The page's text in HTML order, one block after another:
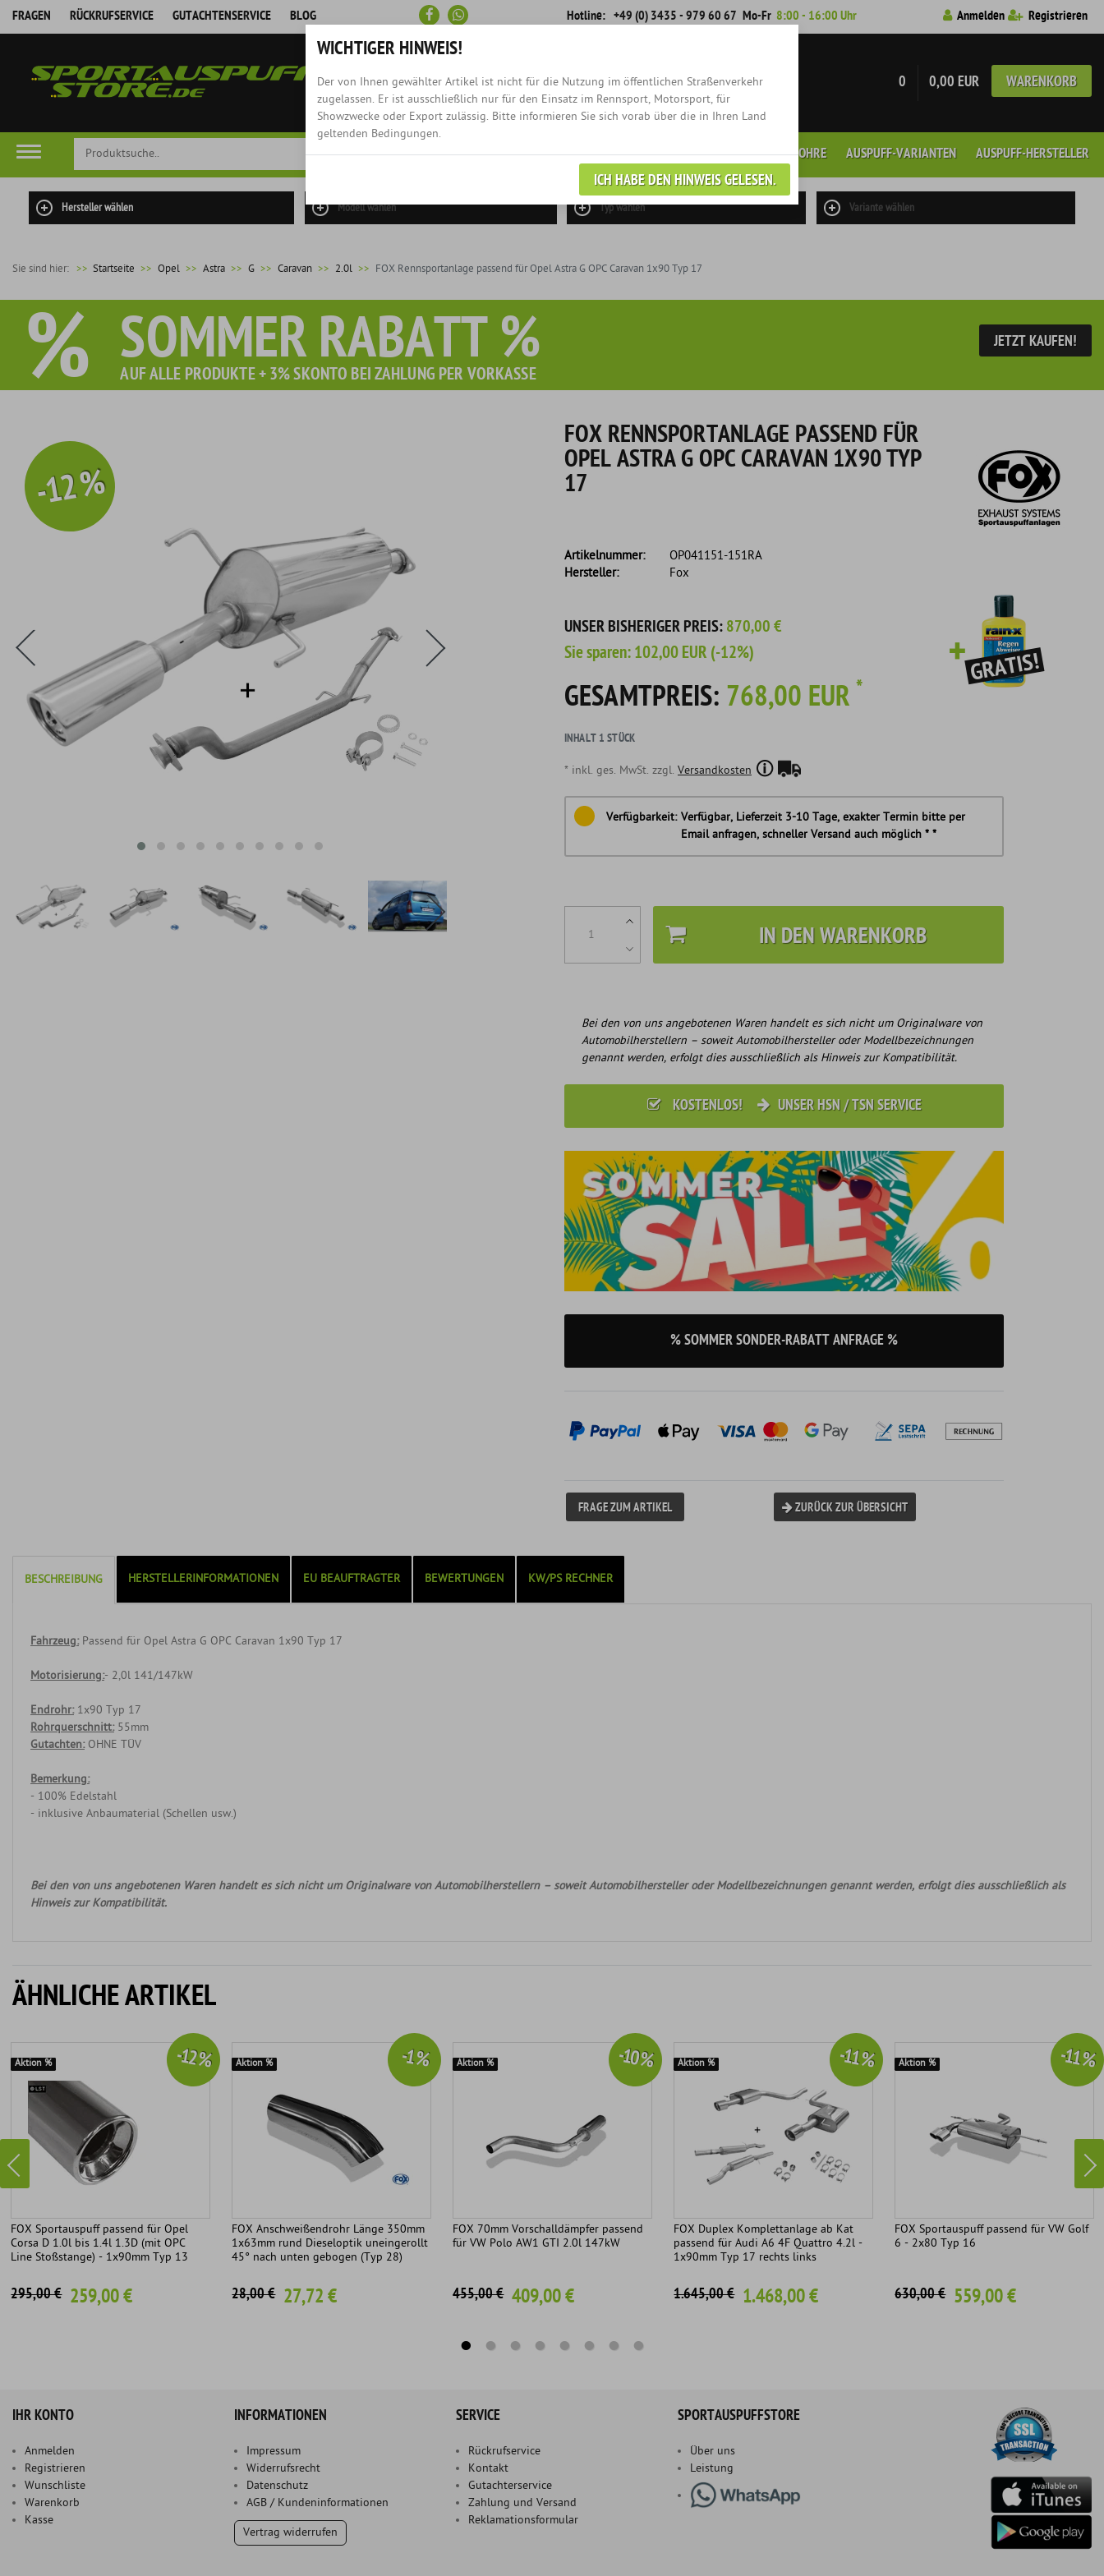
FRAGEN RÜCKRUFSERVICE GUTACHTENSERVICE BLOG Hotline: +49 (0) 3435 - 979 60 67 Mo-Fr 8:00 - 16:00 Uhr Anmelden Registrieren
0 0,00 EUR WARENKORB
Schneller
Versand
Rückruf-
Service
NEWS EINZELANFERTIGUNGEN ENDROHRE AUSPUFF-VARIANTEN AUSPUFF-HERSTELLER
Hersteller wählen Modell wählen Typ wählen Variante wählen
Sie sind hier: >> Startseite Opel Astra G Caravan 2.0l FOX Rennsportanlage passend für Opel Astra G OPC Caravan 1x90 Typ 17
% SOMMER RABATT %
AUF ALLE PRODUKTE + 3% SKONTO BEI ZAHLUNG PER VORKASSE
JETZT KAUFEN!
-12 %
FOX RENNSPORTANLAGE PASSEND FÜR
OPEL ASTRA G OPC CARAVAN 1X90 TYP
17
Artikelnummer:
OP041151-151RA
Hersteller:
Fox
UNSER BISHERIGER PREIS:870,00 €
Sie sparen:102,00 EUR (-12%)
GESAMTPREIS: 768,00 EUR *
INHALT 1STÜCK
* inkl. ges. MwSt. zzgl. Versandkosten
Sie erhalten Sie beim Kauf diesen Artikel Gratis eine Flasche Rain-X Regenabweiser!
Verfügbarkeit: Verfügbar, Lieferzeit 3-10 Tage, exakter Termin bitte per
Email anfragen, schneller Versand auch möglich * *
IN DEN WARENKORB
Bei den von uns angebotenen Waren handelt es sich nicht um Originalware von
Automobilherstellern – soweit Automobilhersteller oder Modellbezeichnungen
genannt werden, erfolgt dies ausschließlich als Hinweis zur Kompatibilität.
KOSTENLOS! UNSER HSN / TSN SERVICE
% SOMMER SONDER-RABATT ANFRAGE %
FRAGE ZUM ARTIKEL ZURÜCK ZUR ÜBERSICHT
BESCHREIBUNG HERSTELLERINFORMATIONEN EU BEAUFTRAGTER BEWERTUNGEN KW/PS RECHNER
Fahrzeug:Passend für Opel Astra G OPC Caravan 1x90 Typ 17
Motorisierung:- 2,0l 141/147kW
Endrohr:1x90 Typ 17
Rohrquerschnitt:55mm
Gutachten:OHNE TÜV
Bemerkung:
- 100% Edelstahl
- inklusive Anbaumaterial (Schellen usw.)
Bei den von uns angebotenen Waren handelt es sich nicht um Originalware von Automobilherstellern – soweit Automobilhersteller oder Modellbezeichnungen genannt werden, erfolgt dies ausschließlich als
Hinweis zur Kompatibilität.
ÄHNLICHE ARTIKEL
FOX Sportauspuff passend für Opel
Corsa D 1.0l bis 1.4l 1.3D (mit OPC
Line Stoßstange) - 1x90mm Typ 13
295,00 € 259,00 €
-12 %
Aktion %
FOX Anschweißendrohr Länge 350mm
1x63mm rund Dieseloptik uneingerollt
45° nach unten gebogen (Typ 28)
28,00 € 27,72 €
-1 %
Aktion %
FOX 70mm Vorschalldämpfer passend
für VW Polo AW1 GTI 2.0l 147kW
455,00 € 409,00 €
-10 %
Aktion %
FOX Duplex Komplettanlage ab Kat
passend für Audi A6 4F Quattro 4.2l -
1x90mm Typ 17 rechts links
1.645,00 € 1.468,00 €
-11 %
Aktion %
FOX Sportauspuff passend für VW Golf
6 - 2x80 Typ 16
630,00 € 559,00 €
-11 %
Aktion %
WICHTIGER HINWEIS!
Der von Ihnen gewählter Artikel ist nicht für die Nutzung im öffentlichen Straßenverkehr
zugelassen. Er ist ausschließlich nur für den Einsatz im Rennsport, Motorsport, für
Showzwecke oder Export zulässig. Bitte informieren Sie sich vorab über die in Ihren Land
geltenden Bedingungen.
ICH HABE DEN HINWEIS GELESEN.
IHR KONTO
Anmelden
Registrieren
Wunschliste
Warenkorb
Kasse
INFORMATIONEN
Impressum
Widerrufsrecht
Datenschutz
AGB / Kundeninformationen
Vertrag widerrufen
SERVICE
Rückrufservice
Kontakt
Gutachterservice
Zahlung und Versand
Reklamationsformular
SPORTAUSPUFFSTORE
Über uns
Leistung